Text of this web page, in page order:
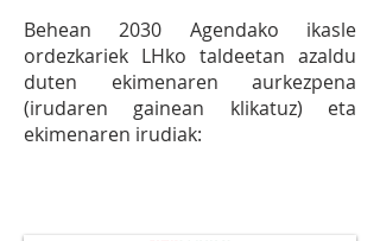
Behean 2030 Agendako ikasle
ordezkariek LHko taldeetan azaldu
duten ekimenaren aurkezpena
(irudaren gainean klikatuz) eta
ekimenaren irudiak: